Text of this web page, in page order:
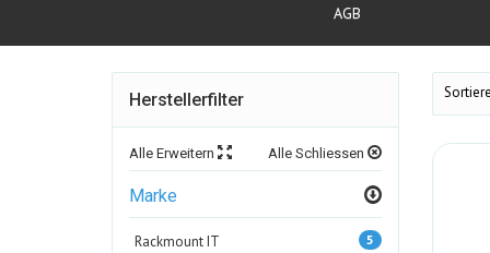
AGB
Herstellerfilter
Alle Erweitern Alle Schliessen
Marke
Rackmount IT 5